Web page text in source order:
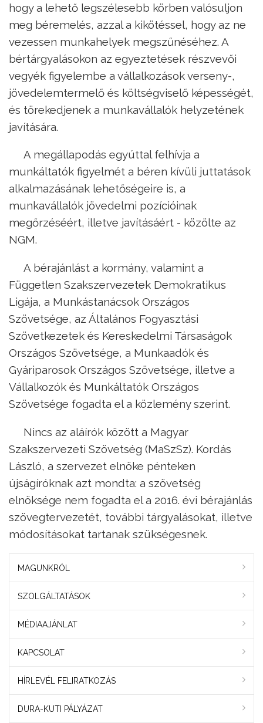
hogy a lehető legszélesebb körben valósuljon
meg béremelés, azzal a kikötéssel, hogy az ne
vezessen munkahelyek megszűnéséhez. A
bértárgyalásokon az egyeztetések részvevői
vegyék figyelembe a vállalkozások verseny-,
jövedelemtermelő és költségviselő képességét,
és törekedjenek a munkavállalók helyzetének
javítására.
A megállapodás egyúttal felhívja a
munkáltatók figyelmét a béren kívüli juttatások
alkalmazásának lehetőségeire is, a
munkavállalók jövedelmi pozícióinak
megőrzéséért, illetve javításáért - közölte az
NGM.
A bérajánlást a kormány, valamint a
Független Szakszervezetek Demokratikus
Ligája, a Munkástanácsok Országos
Szövetsége, az Általános Fogyasztási
Szövetkezetek és Kereskedelmi Társaságok
Országos Szövetsége, a Munkaadók és
Gyáriparosok Országos Szövetsége, illetve a
Vállalkozók és Munkáltatók Országos
Szövetsége fogadta el a közlemény szerint.
Nincs az aláírók között a Magyar
Szakszervezeti Szövetség (MaSzSz). Kordás
László, a szervezet elnöke pénteken
újságíróknak azt mondta: a szövetség
elnöksége nem fogadta el a 2016. évi bérajánlás
szövegtervezetét, további tárgyalásokat, illetve
módosításokat tartanak szükségesnek.
MAGUNKRÓL
SZOLGÁLTATÁSOK
MÉDIAAJÁNLAT
KAPCSOLAT
HÍRLEVÉL FELIRATKOZÁS
DURA-KUTI PÁLYÁZAT